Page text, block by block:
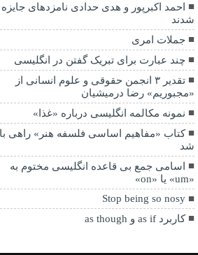
احمد اکبرپور و هدی حدادی نامزدهای جایزه
شدند
جملات امری
چند عبارت برای تبریک گفتن در انگلیسی
تقدیر ۳ انجمن حقوقی و علوم انسانی از
«مجبوریم» رضا درمیشیان
نمونه مکالمه انگلیسی درباره «غذا»
کتاب «مفاهیم اساسی فلسفه هنر» راهی
شد
اسامی جمع بی قاعده انگلیسی مختوم به
«um» یا «on»
Stop being so nosy
کاربرد as if و as though